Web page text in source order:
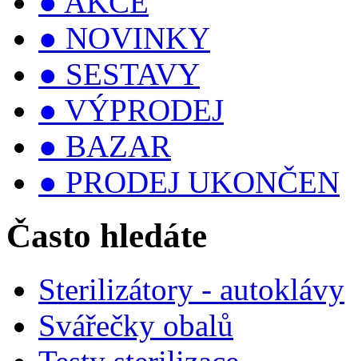
● NOVINKY
● SESTAVY
● VÝPRODEJ
● BAZAR
● PRODEJ UKONČEN
Často hledáte
Sterilizátory - autoklávy
Svářečky obalů